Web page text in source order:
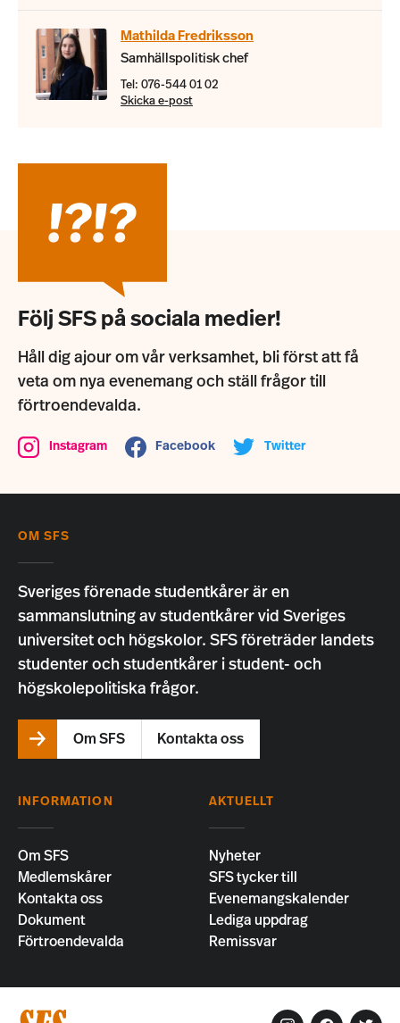
Mathilda Fredriksson
Samhällspolitisk chef
Tel: 076-544 01 02
Skicka e-post
Följ SFS på sociala medier!
Håll dig ajour om vår verksamhet, bli först att få
veta om nya evenemang och ställ frågor till
förtroendevalda.
Instagram Facebook Twitter
OM SFS
Sveriges förenade studentkårer är en
sammanslutning av studentkårer vid Sveriges
universitet och högskolor. SFS företräder landets
studenter och studentkårer i student- och
högskolepolitiska frågor.
Om SFS Kontakta oss
INFORMATION
Om SFS
Medlemskårer
Kontakta oss
Dokument
Förtroendevalda
AKTUELLT
Nyheter
SFS tycker till
Evenemangskalender
Lediga uppdrag
Remissvar